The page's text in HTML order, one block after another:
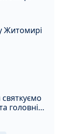
Житомирі
головні